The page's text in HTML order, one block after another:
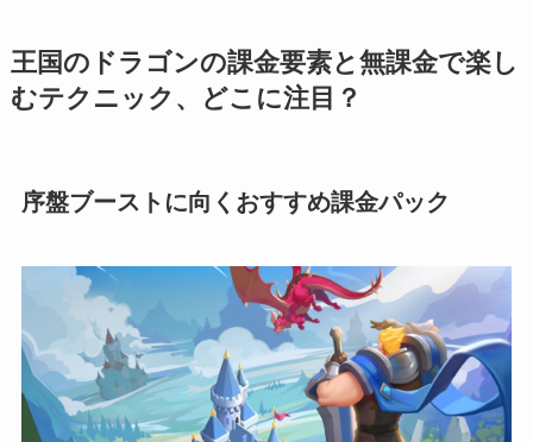
王国のドラゴンの課金要素と無課金で楽し
むテクニック、どこに注目？
序盤ブーストに向くおすすめ課金パック